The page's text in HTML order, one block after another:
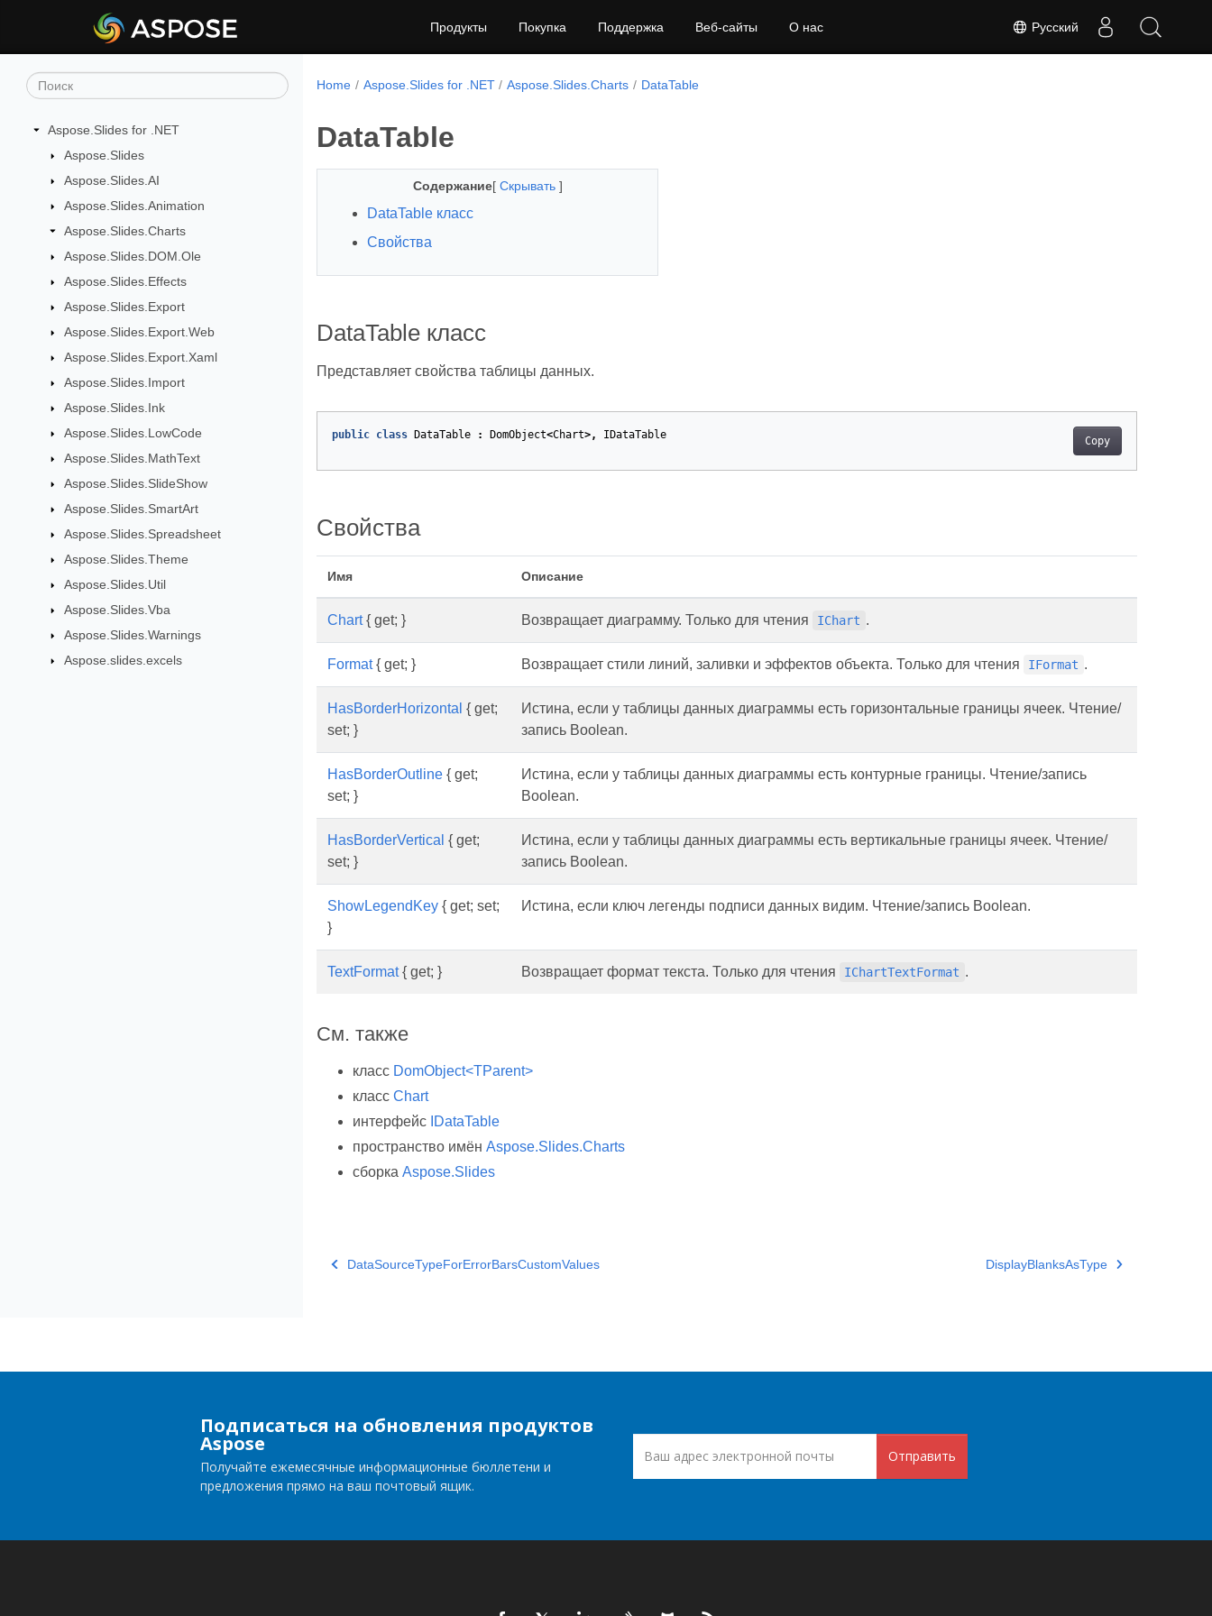
Русский
Продукты Покупка Поддержка Веб-сайты О нас
Aspose.Slides for .NET
Aspose.Slides
Aspose.Slides.AI
Aspose.Slides.Animation
Aspose.Slides.Charts
Aspose.Slides.DOM.Ole
Aspose.Slides.Effects
Aspose.Slides.Export
Aspose.Slides.Export.Web
Aspose.Slides.Export.Xaml
Aspose.Slides.Import
Aspose.Slides.Ink
Aspose.Slides.LowCode
Aspose.Slides.MathText
Aspose.Slides.SlideShow
Aspose.Slides.SmartArt
Aspose.Slides.Spreadsheet
Aspose.Slides.Theme
Aspose.Slides.Util
Aspose.Slides.Vba
Aspose.Slides.Warnings
Aspose.slides.excels
Home Aspose.Slides for .NET Aspose.Slides.Charts DataTable
DataTable
Содержание[ Скрывать ]
DataTable класс
Свойства
DataTable класс
Представляет свойства таблицы данных.
Copy
public class DataTable : DomObject<Chart>, IDataTable
Свойства
Имя Описание
Chart{ get; } Возвращает диаграмму. Только для чтения IChart .
Format{ get; } Возвращает стили линий, заливки и эффектов объекта. Только для чтения IFormat .
HasBorderHorizontal { get;
set; }
Истина, если у таблицы данных диаграммы есть горизонтальные границы ячеек. Чтение/
запись Boolean.
HasBorderOutline { get;
set; }
Истина, если у таблицы данных диаграммы есть контурные границы. Чтение/запись
Boolean.
HasBorderVertical { get;
set; }
Истина, если у таблицы данных диаграммы есть вертикальные границы ячеек. Чтение/
запись Boolean.
ShowLegendKey { get; set;
}
Истина, если ключ легенды подписи данных видим. Чтение/запись Boolean.
TextFormat{ get; } Возвращает формат текста. Только для чтения IChartTextFormat .
См. также
класс DomObject<TParent>
класс Chart
интерфейс IDataTable
пространство имён Aspose.Slides.Charts
сборка Aspose.Slides
DataSourceTypeForErrorBarsCustomValues DisplayBlanksAsType
Подписаться на обновления продуктов
Aspose
Получайте ежемесячные информационные бюллетени и
предложения прямо на ваш почтовый ящик.
Отправить